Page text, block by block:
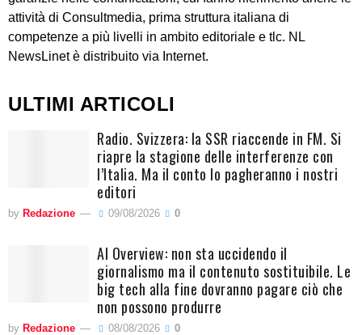
attività di Consultmedia, prima struttura italiana di
competenze a più livelli in ambito editoriale e tlc. NL
NewsLinet è distribuito via Internet.
ULTIMI ARTICOLI
Radio. Svizzera: la SSR riaccende in FM. Si
riapre la stagione delle interferenze con
l’Italia. Ma il conto lo pagheranno i nostri
editori
by Redazione 09/08/2026 0
AI Overview: non sta uccidendo il
giornalismo ma il contenuto sostituibile. Le
big tech alla fine dovranno pagare ciò che
non possono produrre
by Redazione 08/08/2026 0